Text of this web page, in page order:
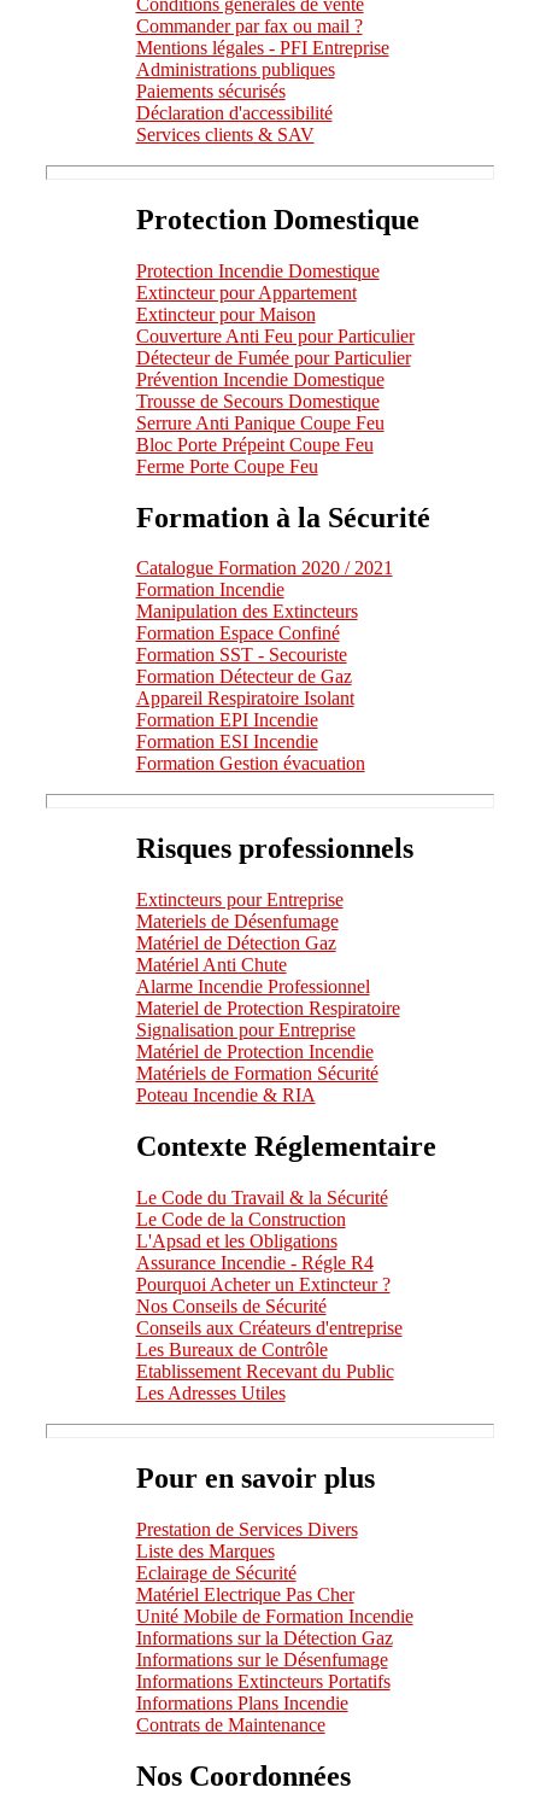
Commander par fax ou mail ?
Mentions légales - PFI Entreprise
Administrations publiques
Paiements sécurisés
Déclaration d'accessibilité
Services clients & SAV
Protection Domestique
Protection Incendie Domestique
Extincteur pour Appartement
Extincteur pour Maison
Couverture Anti Feu pour Particulier
Détecteur de Fumée pour Particulier
Prévention Incendie Domestique
Trousse de Secours Domestique
Serrure Anti Panique Coupe Feu
Bloc Porte Prépeint Coupe Feu
Ferme Porte Coupe Feu
Formation à la Sécurité
Catalogue Formation 2020 / 2021
Formation Incendie
Manipulation des Extincteurs
Formation Espace Confiné
Formation SST - Secouriste
Formation Détecteur de Gaz
Appareil Respiratoire Isolant
Formation EPI Incendie
Formation ESI Incendie
Formation Gestion évacuation
Risques professionnels
Extincteurs pour Entreprise
Materiels de Désenfumage
Matériel de Détection Gaz
Matériel Anti Chute
Alarme Incendie Professionnel
Materiel de Protection Respiratoire
Signalisation pour Entreprise
Matériel de Protection Incendie
Matériels de Formation Sécurité
Poteau Incendie & RIA
Contexte Réglementaire
Le Code du Travail & la Sécurité
Le Code de la Construction
L'Apsad et les Obligations
Assurance Incendie - Régle R4
Pourquoi Acheter un Extincteur ?
Nos Conseils de Sécurité
Conseils aux Créateurs d'entreprise
Les Bureaux de Contrôle
Etablissement Recevant du Public
Les Adresses Utiles
Pour en savoir plus
Prestation de Services Divers
Liste des Marques
Eclairage de Sécurité
Matériel Electrique Pas Cher
Unité Mobile de Formation Incendie
Informations sur la Détection Gaz
Informations sur le Désenfumage
Informations Extincteurs Portatifs
Informations Plans Incendie
Contrats de Maintenance
Nos Coordonnées